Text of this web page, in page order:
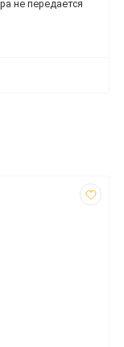
не передается